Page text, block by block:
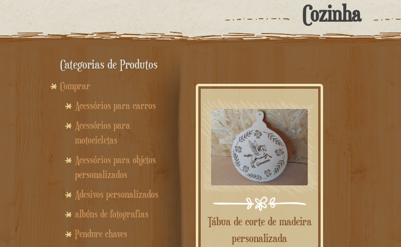
conteúdo
Cozinha
Tábua de corte de madeira
personalizada
Categorias de Produtos
Comprar
Acessórios para carros
Acessórios para
motocicletas
Acessórios para objetos
personalizados
Adesivos personalizados
albúns de fotografias
Pendure chaves